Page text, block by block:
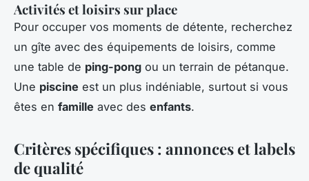
Activités et loisirs sur place
Pour occuper vos moments de détente, recherchez
un gîte avec des équipements de loisirs, comme
une table de ping-pong ou un terrain de pétanque.
Une piscine est un plus indéniable, surtout si vous
êtes en famille avec des enfants.
Critères spécifiques : annonces et labels
de qualité